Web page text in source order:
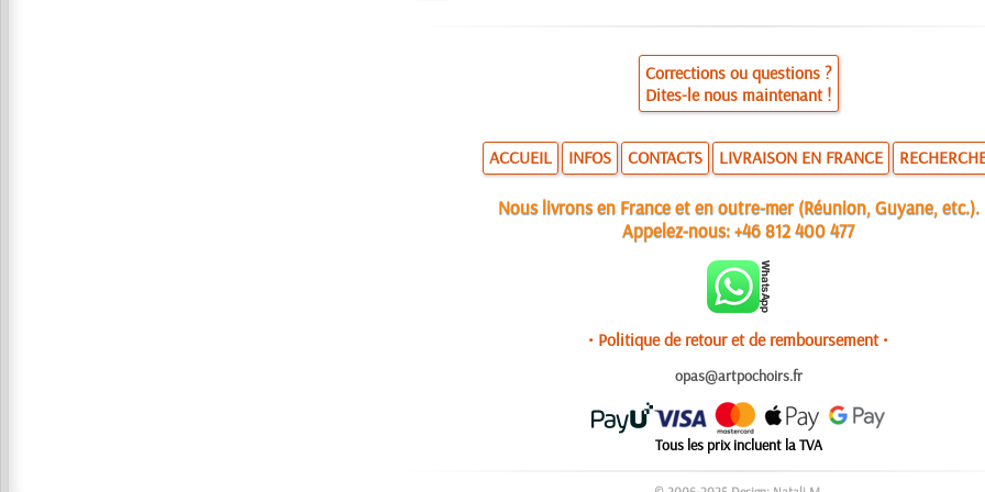
Corrections ou questions ?
Dites-le nous maintenant !
ACCUEIL INFOS CONTACTS LIVRAISON EN FRANCE
Nous livrons en France et en outre-mer (Réunion, Guyane, etc.).
Appelez-nous:+46 812 400 477
• Politique de retour et de remboursement •
opas@artpochoirs.fr
Tous les prix incluent la TVA